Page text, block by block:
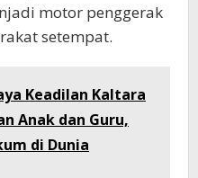
motor penggerak
setempat.
Keadilan Kaltara
Anak dan Guru,
di Dunia